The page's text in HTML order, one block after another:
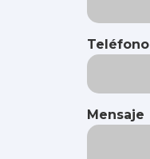
Teléfono
Mensaje